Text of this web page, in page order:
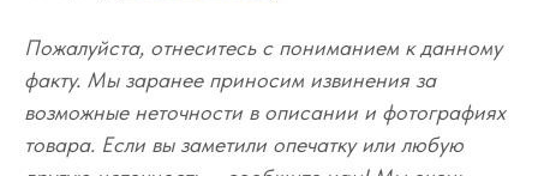
Пожалуйста, отнеситесь с пониманием к данному
факту. Мы заранее приносим извинения за
возможные неточности в описании и фотографиях
товара. Если вы заметили опечатку или любую